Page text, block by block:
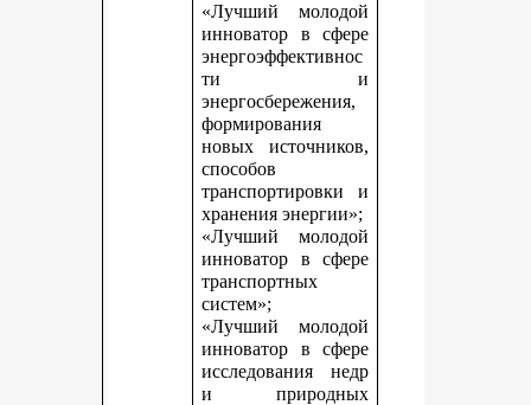
«Лучший молодой
инноватор в сфере
энергоэффективнос
ти и
энергосбережения,
формирования
новых источников,
способов
транспортировки и
хранения энергии»;
«Лучший молодой
инноватор в сфере
транспортных
систем»;
«Лучший молодой
инноватор в сфере
исследования недр
и природных